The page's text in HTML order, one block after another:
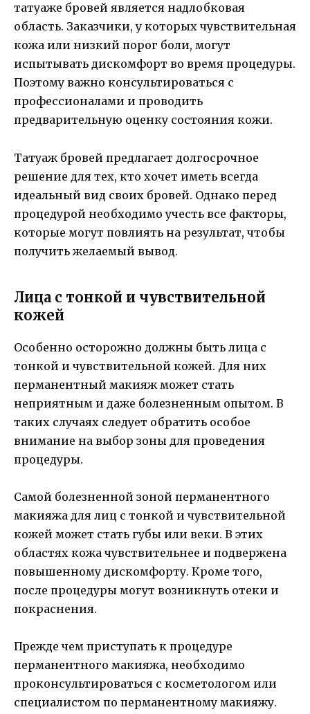
татуаже бровей является надлобковая
область. Заказчики, у которых чувствительная
кожа или низкий порог боли, могут
испытывать дискомфорт во время процедуры.
Поэтому важно консультироваться с
профессионалами и проводить
предварительную оценку состояния кожи.
Татуаж бровей предлагает долгосрочное
решение для тех, кто хочет иметь всегда
идеальный вид своих бровей. Однако перед
процедурой необходимо учесть все факторы,
которые могут повлиять на результат, чтобы
получить желаемый вывод.
Лица с тонкой и чувствительной
кожей
Особенно осторожно должны быть лица с
тонкой и чувствительной кожей. Для них
перманентный макияж может стать
неприятным и даже болезненным опытом. В
таких случаях следует обратить особое
внимание на выбор зоны для проведения
процедуры.
Самой болезненной зоной перманентного
макияжа для лиц с тонкой и чувствительной
кожей может стать губы или веки. В этих
областях кожа чувствительнее и подвержена
повышенному дискомфорту. Кроме того,
после процедуры могут возникнуть отеки и
покраснения.
Прежде чем приступать к процедуре
перманентного макияжа, необходимо
проконсультироваться с косметологом или
специалистом по перманентному макияжу.